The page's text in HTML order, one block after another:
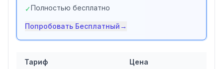
✓Полностью бесплатно
Попробовать Бесплатный→
Тариф Цена